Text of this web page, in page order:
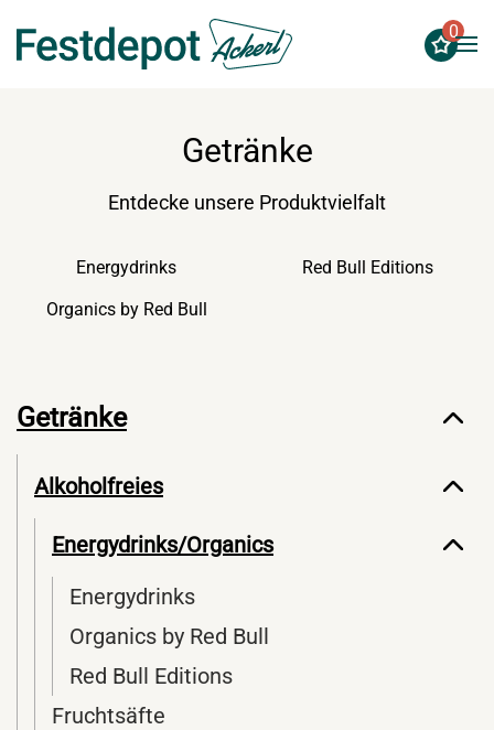
Zum Hauptinhalt springen
0
Getränke
Entdecke unsere Produktvielfalt
Energydrinks
Red Bull Editions
Organics by Red Bull
Getränke
Alkoholfreies
Energydrinks/Organics
Energydrinks
Organics by Red Bull
Red Bull Editions
Fruchtsäfte